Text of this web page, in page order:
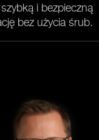
i bezpieczną
bez użycia śrub.